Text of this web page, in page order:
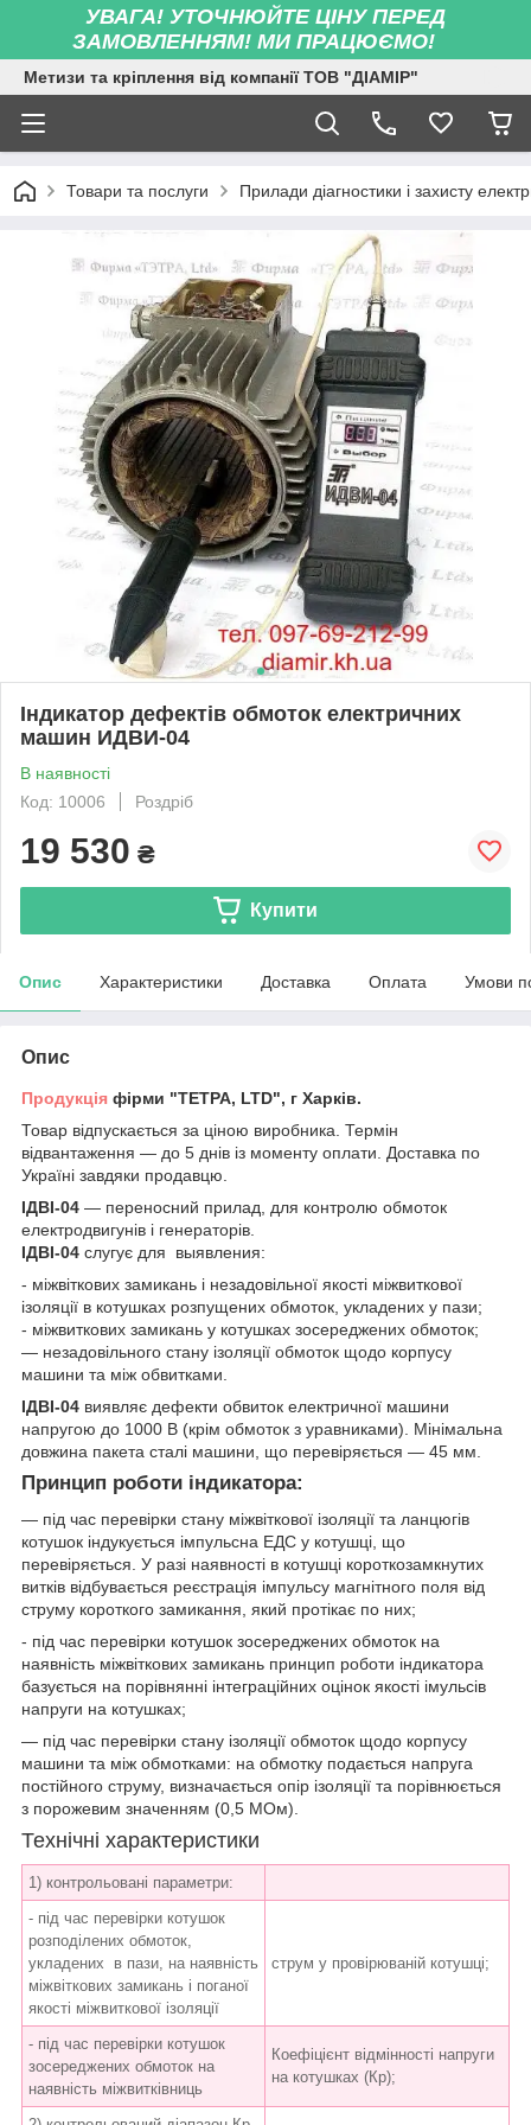
УВАГА! УТОЧНЮЙТЕ ЦІНУ ПЕРЕД
ЗАМОВЛЕННЯМ! МИ ПРАЦЮЄМО!
Метизи та кріплення від компанії ТОВ "ДІАМІР"
Товари та послуги Прилади діагностики і захисту
Індикатор дефектів обмоток електричних
машин ИДВИ-04
В наявності
Код: 10006
Роздріб
19 530 ₴
Купити
Опис Характеристики Доставка Оплата Умови
Опис
Продукція фірми "ТЕТРА, LTD", г Харків.
Товар відпускається за ціною виробника. Термін
відвантаження — до 5 днів із моменту оплати. Доставка по
Україні завдяки продавцю.
ІДВІ-04 — переносний прилад, для контролю обмоток
електродвигунів і генераторів.
ІДВІ-04 слугує для выявления:
- міжвіткових замикань і незадовільної якості міжвиткової
ізоляції в котушках розпущених обмоток, укладених у пази;
- міжвиткових замикань у котушках зосереджених обмоток;
— незадовільного стану ізоляції обмоток щодо корпусу
машини та між обвитками.
ІДВІ-04 виявляє дефекти обвиток електричної машини
напругою до 1000 В (крім обмоток з уравниками). Мінімальна
довжина пакета сталі машини, що перевіряється — 45 мм.
Принцип роботи індикатора:
— під час перевірки стану міжвіткової ізоляції та ланцюгів
котушок індукується імпульсна ЕДС у котушці, що
перевіряється. У разі наявності в котушці короткозамкнутих
витків відбувається реєстрація імпульсу магнітного поля від
струму короткого замикання, який протікає по них;
- під час перевірки котушок зосереджених обмоток на
наявність міжвіткових замикань принцип роботи індикатора
базується на порівнянні інтеграційних оцінок якості імульсів
напруги на котушках;
— під час перевірки стану ізоляції обмоток щодо корпусу
машини та між обмотками: на обмотку подається напруга
постійного струму, визначається опір ізоляції та порівнюється
з порожевим значенням (0,5 МОм).
Технічні характеристики
1) контрольовані параметри:
- під час перевірки котушок
розподілених обмоток,
укладених в пази, на наявність
міжвіткових замикань і поганої
якості міжвиткової ізоляції
струм у провірюваній котушці;
- під час перевірки котушок
зосереджених обмоток на
наявність міжвитківниць
Коефіцієнт відмінності напруги
на котушках (Кр);